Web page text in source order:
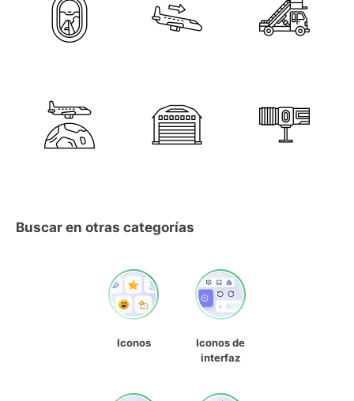
Buscar en otras categorías
Iconos
Iconos de
interfaz